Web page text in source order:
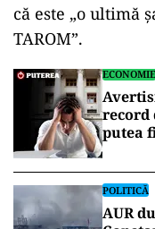
că este „o ultimă
TAROM”.
ECONOMIE
record
putea
POLITICĂ
AUR